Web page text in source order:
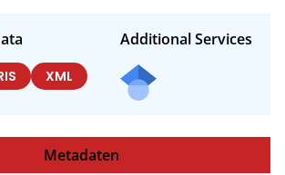
XML
Additional Services
Metadaten